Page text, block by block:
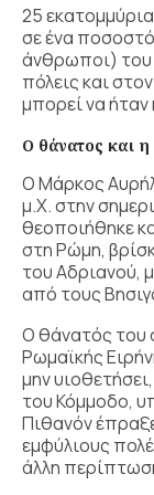
25
σε ένα
άνθρωποι) του
πόλεις και
μπορεί να ήταν
Ο θάνατος και
Ο Μάρκος
μ.Χ. στην
θεοποιήθηκε
στη Ρώμη,
του Αδριανού,
από τους
Ο θάνατός του
Ρωμαϊκής
μην
του Κόμμοδο,
Πιθανόν
εμφύλιους
άλλη